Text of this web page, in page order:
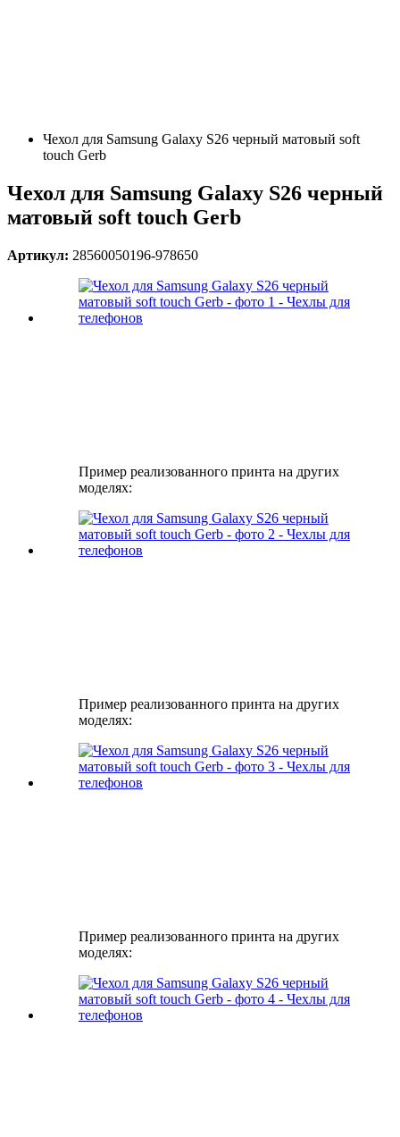
Чехол для Samsung Galaxy S26 черный матовый soft
touch Gerb
Чехол для Samsung Galaxy S26 черный
матовый soft touch Gerb
Артикул: 28560050196-978650
Пример реализованного принта на других
моделях:
Пример реализованного принта на других
моделях:
Пример реализованного принта на других
моделях: